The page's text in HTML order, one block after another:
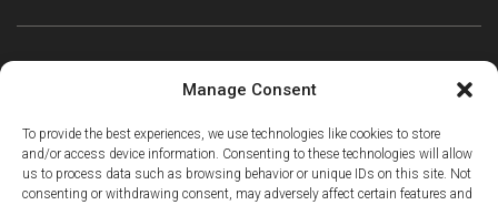
Manage Consent
To provide the best experiences, we use technologies like cookies to store
and/or access device information. Consenting to these technologies will allow
us to process data such as browsing behavior or unique IDs on this site. Not
consenting or withdrawing consent, may adversely affect certain features and